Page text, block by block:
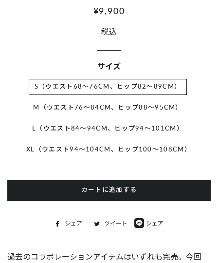
通
販
¥9,900
税込
サイズ
S（ウエスト68～76CM、ヒップ82～89CM）
M（ウエスト76〜84CM、ヒップ88〜95CM）
L（ウエスト84〜94CM、ヒップ94〜101CM）
XL（ウエスト94〜104CM、ヒップ100〜108CM）
カートに追加する
シェア
Facebook
ェ
ツイート
Twitter
稿
シェア
ェ
過去のコラボレーションアイテムはいずれも完売。今回